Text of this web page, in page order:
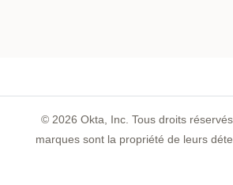
© 2026 Okta, Inc. Tous droits
marques sont la propriété de leurs